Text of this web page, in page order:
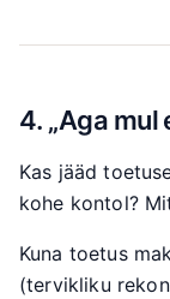
4. „Aga
Kas jääd
kohe kontol?
Kuna toetus
(tervikliku